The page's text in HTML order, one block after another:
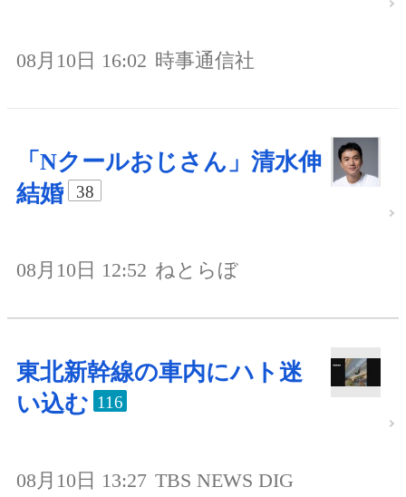
08月10日 16:02 時事通信社
「Nクールおじさん」清水伸
結婚
38
08月10日 12:52 ねとらぼ
東北新幹線の車内にハト迷
い込む 116
08月10日 13:27 TBS NEWS DIG